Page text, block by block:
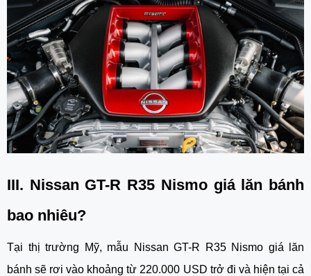
III. Nissan GT-R R35 Nismo giá lăn bánh
bao nhiêu?
Tại thị trường Mỹ, mẫu
Nissan GT-R R35 Nismo giá lăn
bánh sẽ rơi vào khoảng từ 220.000 USD trở đi và hiện tại cả